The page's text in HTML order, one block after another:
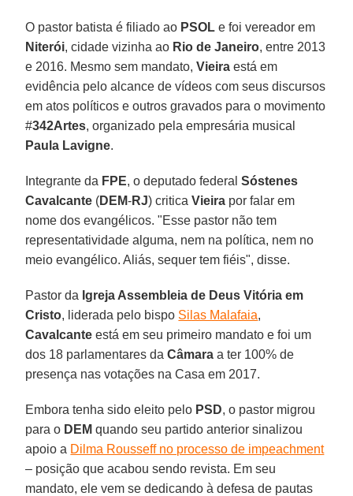
O pastor batista é filiado ao PSOL e foi vereador em
Niterói, cidade vizinha ao Rio de Janeiro, entre 2013
e 2016. Mesmo sem mandato,Vieira está em
evidência pelo alcance de vídeos com seus discursos
em atos políticos e outros gravados para o movimento
#342Artes, organizado pela empresária musical
Paula Lavigne.
Integrante da FPE, o deputado federalSóstenes
Cavalcante (DEM-RJ) criticaVieira por falar em
nome dos evangélicos. "Esse pastor não tem
representatividade alguma, nem na política, nem no
meio evangélico. Aliás, sequer tem fiéis", disse.
Pastor da Igreja Assembleia de Deus Vitória em
Cristo, liderada pelo bispo Silas Malafaia,
Cavalcante está em seu primeiro mandato e foi um
dos 18 parlamentares daCâmara a ter 100% de
presença nas votações na Casa em 2017.
Embora tenha sido eleito pelo PSD, o pastor migrou
para o DEM quando seu partido anterior sinalizou
apoio a Dilma Rousseff no processo de impeachment
– posição que acabou sendo revista. Em seu
mandato, ele vem se dedicando à defesa de pautas